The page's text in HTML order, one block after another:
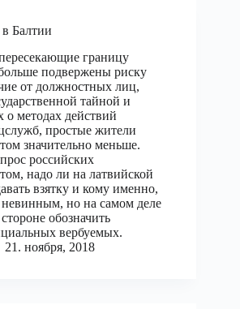
Балтии
границу
подвержены риску
от должностных лиц,
тайной и
методах действий
простые жители
значительно меньше.
российских
надо ли на латвийской
взятку и кому именно,
невинным, но на самом деле
обозначить
вербуемых.
21. ноября, 2018